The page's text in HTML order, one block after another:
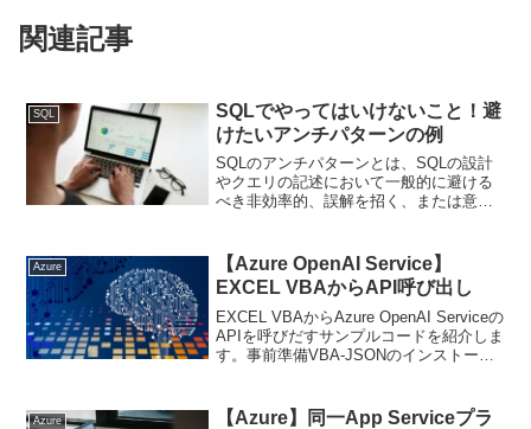
関連記事
SQL
SQLでやってはいけないこと！避
けたいアンチパターンの例
SQLのアンチパターンとは、SQLの設計
やクエリの記述において一般的に避ける
べき非効率的、誤解を招く、または意図
ターンは、パフォーマンスの低下、デー
タ整合性の問題、メン...
Azure
【Azure OpenAI Service】
EXCEL VBAからAPI呼び出し
EXCEL VBAからAzure OpenAI Serviceの
APIを呼びだすサンプルコードを紹介しま
す。事前準備VBA-JSONのインストール
順でインポー...
Azure
【Azure】同一App Serviceプラ